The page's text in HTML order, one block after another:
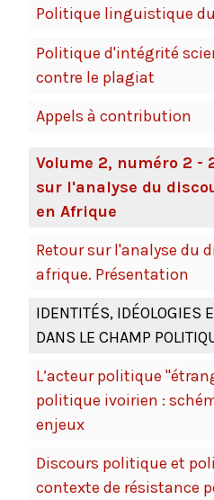
Politique linguistique
Politique d'intégrité
contre le plagiat
Appels à contribution
Volume 2, numéro 2 -
sur l'analyse du
en Afrique
Retour sur l'analyse du
afrique. Présentation
IDENTITÉS, IDÉOLOGIES
DANS LE CHAMP
L’acteur politique
politique ivoirien :
enjeux
Discours politique et
contexte de résistance